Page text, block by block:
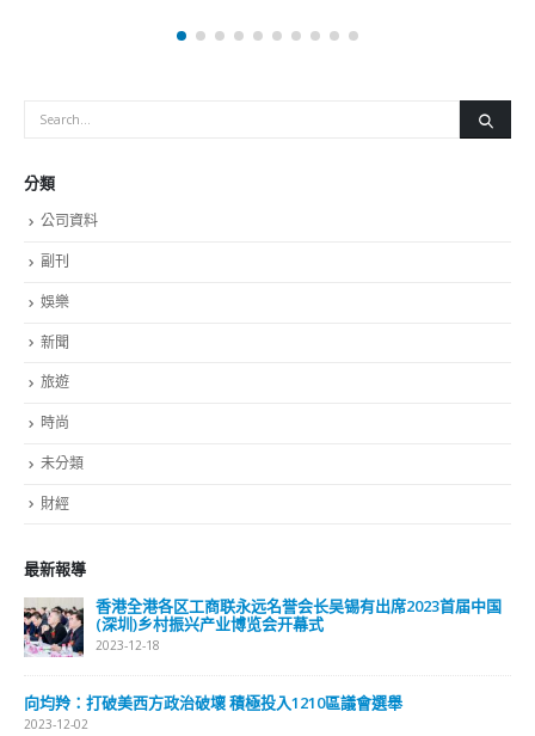
分類
公司資料
副刊
娛樂
新聞
旅遊
時尚
未分類
財經
最新報導
香港全港各区工商联永远名誉会长吴锡有出席2023首届中国
(深圳)乡村振兴产业博览会开幕式
2023-12-18
向均羚：打破美西方政治破壞 積極投入1210區議會選舉
2023-12-02